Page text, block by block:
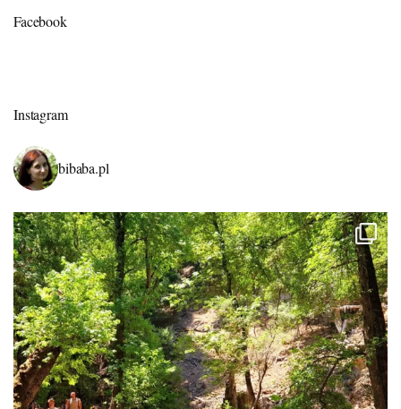
Facebook
Instagram
bibaba.pl